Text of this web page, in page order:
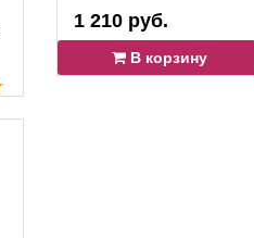
1 210 руб.
В корзину